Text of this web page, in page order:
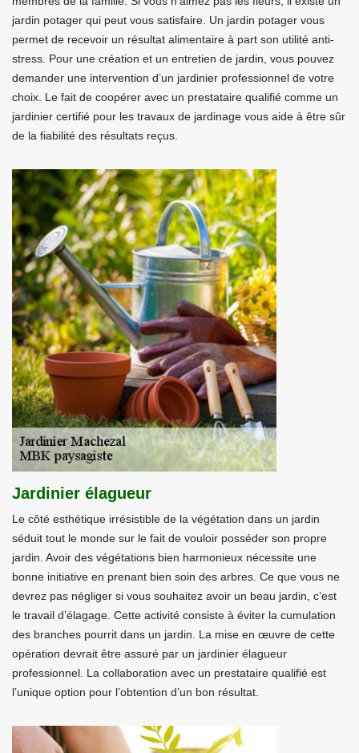
jardin potager qui peut vous satisfaire. Un jardin potager vous
permet de recevoir un résultat alimentaire à part son utilité anti-
stress. Pour une création et un entretien de jardin, vous pouvez
demander une intervention d’un jardinier professionnel de votre
choix. Le fait de coopérer avec un prestataire qualifié comme un
jardinier certifié pour les travaux de jardinage vous aide à être sûr
de la fiabilité des résultats reçus.
Jardinier élagueur
Le côté esthétique irrésistible de la végétation dans un jardin
séduit tout le monde sur le fait de vouloir posséder son propre
jardin. Avoir des végétations bien harmonieux nécessite une
bonne initiative en prenant bien soin des arbres. Ce que vous ne
devrez pas négliger si vous souhaitez avoir un beau jardin, c’est
le travail d’élagage. Cette activité consiste à éviter la cumulation
des branches pourrit dans un jardin. La mise en œuvre de cette
opération devrait être assuré par un jardinier élagueur
professionnel. La collaboration avec un prestataire qualifié est
l’unique option pour l’obtention d’un bon résultat.